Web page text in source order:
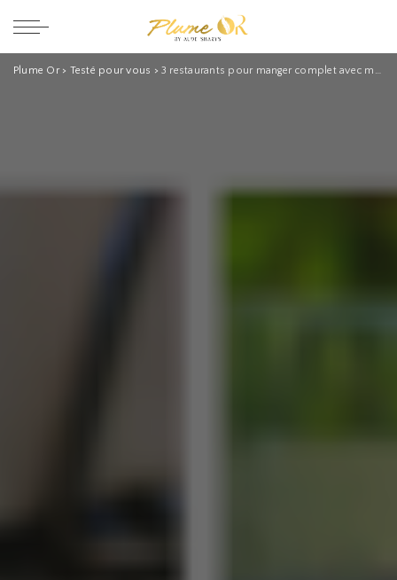
Plume Or> Testé pour vous > 3 restaurants pour manger complet avec moins de 12.000 fcfa ( sur place ou à livrer) à Libreville